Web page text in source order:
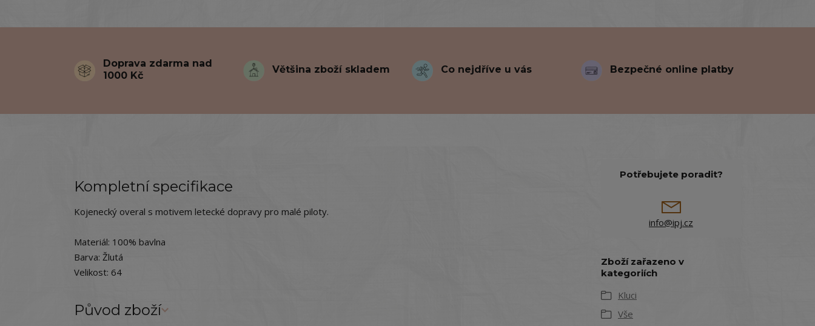
Doprava zdarma nad
1000 Kč
Většina zboží skladem Co nejdříve u vás Bezpečné online platby
Kompletní specifikace
Kojenecký overal s motivem letecké dopravy pro malé piloty.
Materiál: 100% bavlna
Barva: Žlutá
Velikost: 64
Původ zboží
Potřebujete poradit?
info@ipj.cz
Zboží zařazeno v
kategoriích
Kluci
Vše